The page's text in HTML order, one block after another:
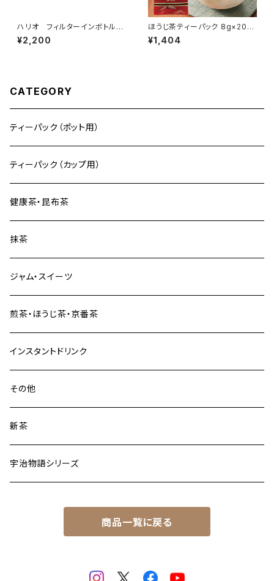
ハリオ フィルターインボトル
（大）750mL
¥2,200
ほうじ茶ティーパック 8g×20袋
【１パックで１L分】
¥1,404
CATEGORY
ティーパック（ポット用）
ティーパック（カップ用）
健康茶・昆布茶
抹茶
ジャム・スイーツ
煎茶・ほうじ茶・京番茶
インスタントドリンク
その他
新茶
宇治物語シリーズ
商品一覧に戻る